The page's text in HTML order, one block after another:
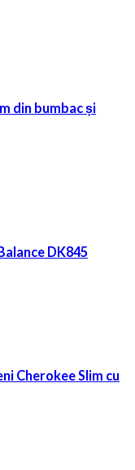
din bumbac și
DK845
Cherokee Slim cu